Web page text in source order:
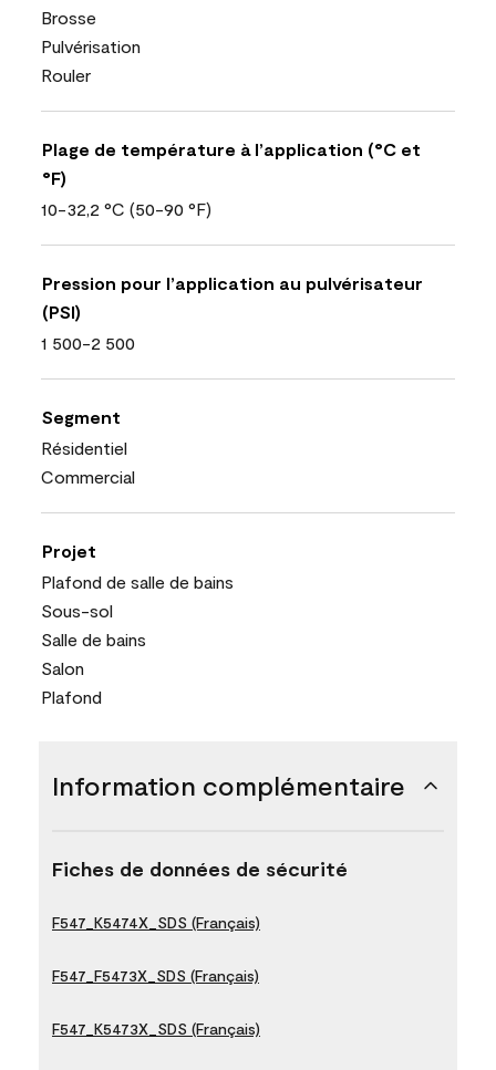
Brosse
Pulvérisation
Rouler
Plage de température à l’application (°C et
°F)
10-32,2 °C (50-90 °F)
Pression pour l’application au pulvérisateur
(PSI)
1 500-2 500
Segment
Résidentiel
Commercial
Projet
Plafond de salle de bains
Sous-sol
Salle de bains
Salon
Plafond
Information complémentaire
Fiches de données de sécurité
F547_K5474X_SDS (Français)
F547_F5473X_SDS (Français)
F547_K5473X_SDS (Français)